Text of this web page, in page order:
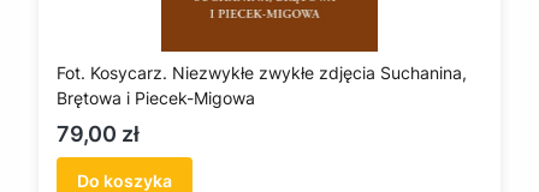
Fot. Kosycarz. Niezwykłe zwykłe zdjęcia Suchanina,
Brętowa i Piecek-Migowa
Cena
79,00 zł
Do koszyka